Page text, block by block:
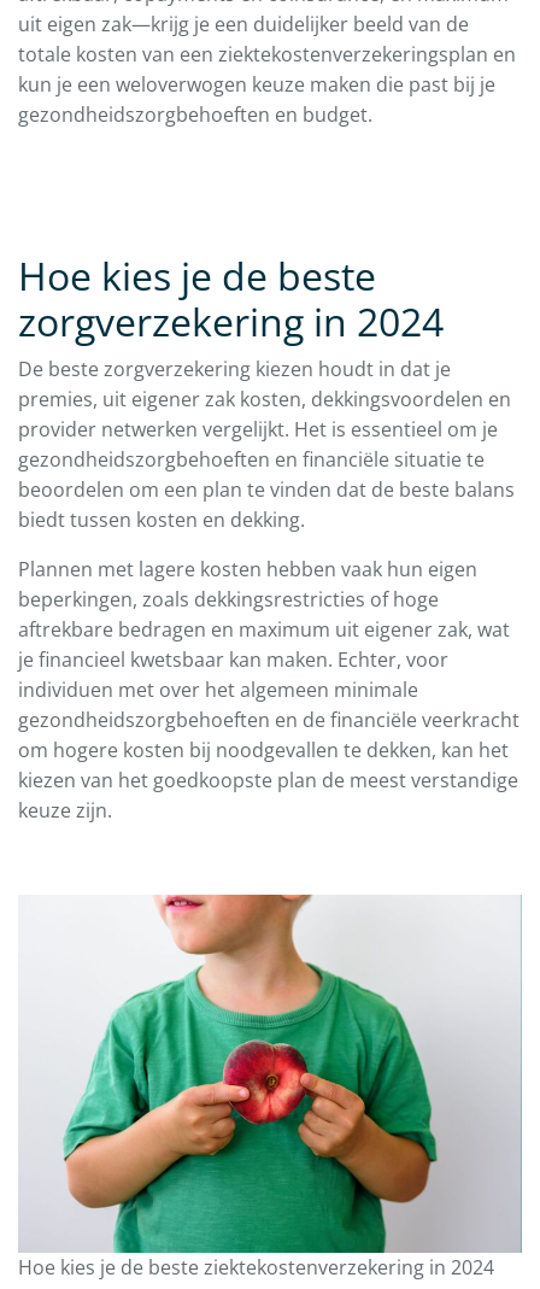
uit eigen zak—krijg je een duidelijker beeld van de
totale kosten van een ziektekostenverzekeringsplan en
kun je een weloverwogen keuze maken die past bij je
gezondheidszorgbehoeften en budget.
Hoe kies je de beste
zorgverzekering in 2024
De beste zorgverzekering kiezen houdt in dat je
premies, uit eigener zak kosten, dekkingsvoordelen en
provider netwerken vergelijkt. Het is essentieel om je
gezondheidszorgbehoeften en financiële situatie te
beoordelen om een plan te vinden dat de beste balans
biedt tussen kosten en dekking.
Plannen met lagere kosten hebben vaak hun eigen
beperkingen, zoals dekkingsrestricties of hoge
aftrekbare bedragen en maximum uit eigener zak, wat
je financieel kwetsbaar kan maken. Echter, voor
individuen met over het algemeen minimale
gezondheidszorgbehoeften en de financiële veerkracht
om hogere kosten bij noodgevallen te dekken, kan het
kiezen van het goedkoopste plan de meest verstandige
keuze zijn.
Hoe kies je de beste ziektekostenverzekering in 2024